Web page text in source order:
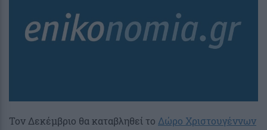
Τον Δεκέμβριο θα καταβληθεί το Δώρο Χριστουγέννων